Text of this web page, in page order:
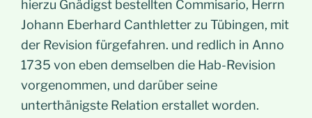
hierzu Gnädigst bestellten Commisario, Herrn
Johann Eberhard Canthletter zu Tübingen, mit
der Revision fürgefahren. und redlich in Anno
1735 von eben demselben die Hab-Revision
vorgenommen, und darüber seine
unterthänigste Relation erstallet worden.